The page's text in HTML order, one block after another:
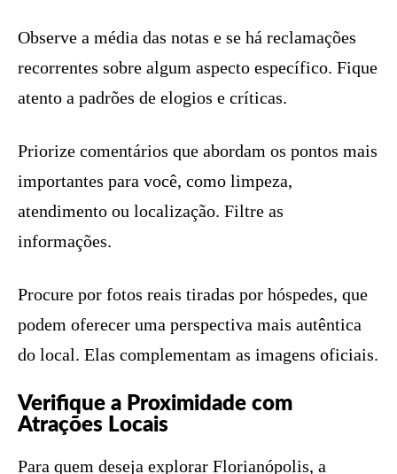
Observe a média das notas e se há reclamações
recorrentes sobre algum aspecto específico. Fique
atento a padrões de elogios e críticas.
Priorize comentários que abordam os pontos mais
importantes para você, como limpeza,
atendimento ou localização. Filtre as
informações.
Procure por fotos reais tiradas por hóspedes, que
podem oferecer uma perspectiva mais autêntica
do local. Elas complementam as imagens oficiais.
Verifique a Proximidade com
Atrações Locais
Para quem deseja explorar Florianópolis, a